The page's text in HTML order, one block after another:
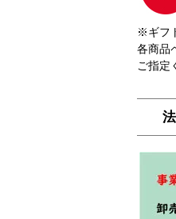
※ギフ
各商品
ご指定